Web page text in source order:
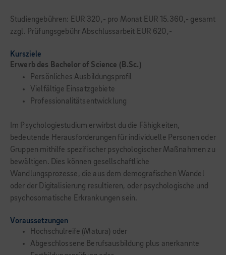
Studiengebühren: EUR 320,- pro Monat EUR 15.360,- gesamt
zzgl. Prüfungsgebühr Abschlussarbeit EUR 620,-
Kursziele
Erwerb des Bachelor of Science (B.Sc.)
Persönliches Ausbildungsprofil
Vielfältige Einsatzgebiete
Professionalitätsentwicklung
Im Psychologiestudium erwirbst du die Fähigkeiten,
bedeutende Herausforderungen für individuelle Personen oder
Gruppen mithil­fe spezifischer psychologischer Maßnahmen zu
bewältigen. Dies können gesellschaftliche
Wandlungsprozesse, die aus dem demogra­fischen Wandel
oder der Digitalisierung resultieren, oder psychologische und
psycho­somatische Erkrankungen sein.
Voraussetzungen
Hochschulreife (Matura) oder
Abgeschlossene Berufsausbildung plus anerkannte